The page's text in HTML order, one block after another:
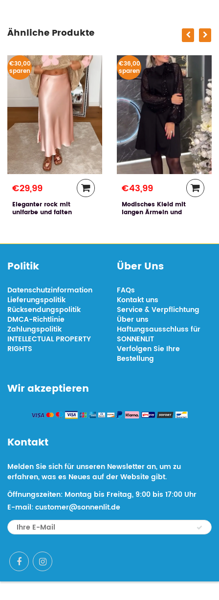
Ähnliche Produkte
€30,00
sparen
€29,99
Eleganter rock mit
unifarbe und falten
€36,00
sparen
€43,99
Modisches Kleid mit
langen Ärmeln und
Politik
Datenschutzinformation
Lieferungspolitik
Rücksendungspolitik
DMCA-Richtlinie
Zahlungspolitik
INTELLECTUAL PROPERTY
RIGHTS
Über Uns
FAQs
Kontakt uns
Service & Verpflichtung
Über uns
Haftungsausschluss für
SONNENLIT
Verfolgen Sie Ihre
Bestellung
Wir akzeptieren
Kontakt
Melden Sie sich für unseren Newsletter an, um zu
erfahren, was es Neues auf der Website gibt.
Öffnungszeiten: Montag bis Freitag, 9:00 bis 17:00 Uhr
E-mail: customer@sonnenlit.de